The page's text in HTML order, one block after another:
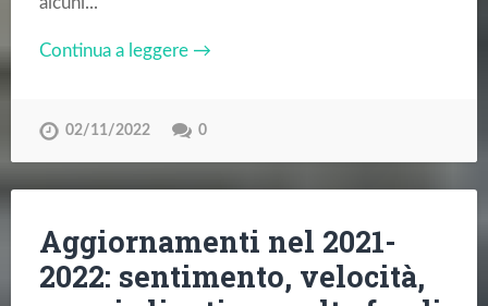
Continua a leggere →
02/11/2022 0
Aggiornamenti nel 2021-
2022: sentimento, velocità,